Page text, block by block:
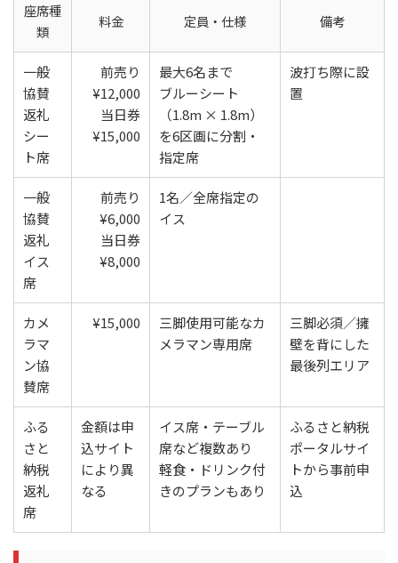
座席種
類
料金 定員・仕様 備考
一般
協賛
返礼
シー
ト席
前売り
¥12,000
当日券
¥15,000
最大6名まで
ブルーシート
（1.8m × 1.8m）
を6区画に分割・
指定席
波打ち際に設
置
一般
協賛
返礼
イス
席
前売り
¥6,000
当日券
¥8,000
1名／全席指定の
イス
カメ
ラマ
ン協
賛席
¥15,000
三脚使用可能なカ
メラマン専用席
三脚必須／擁
壁を背にした
最後列エリア
ふる
さと
納税
返礼
席
金額は申
込サイト
により異
なる
イス席・テーブル
席など複数あり
軽食・ドリンク付
きのプランもあり
ふるさと納税
ポータルサイ
トから事前申
込